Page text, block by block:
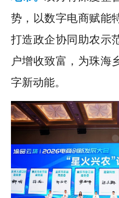
势，以数字电商赋能
打造政企协同助农示
户增收致富，为珠海
字新动能。